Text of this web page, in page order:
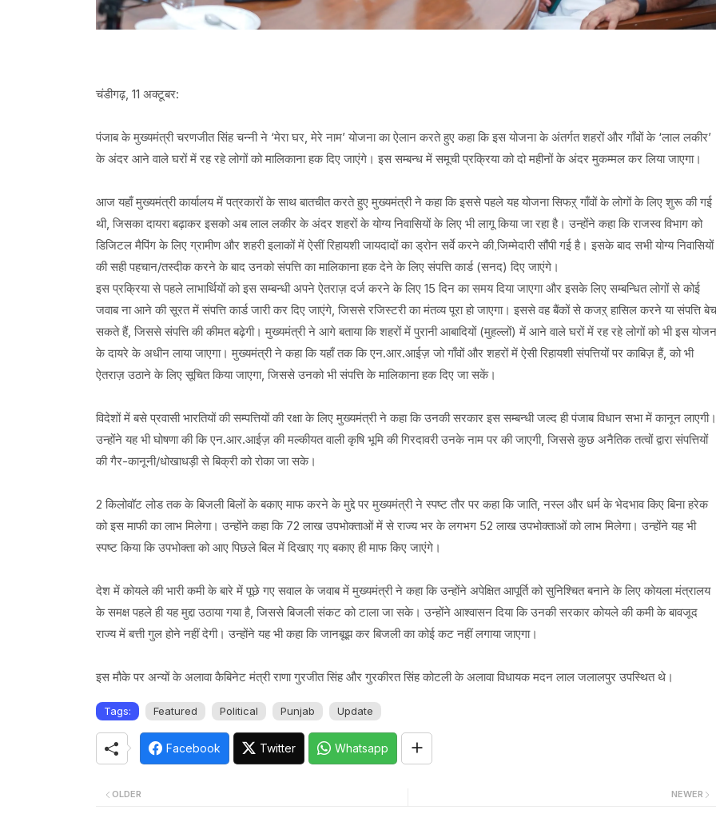
चंडीगढ़, 11 अक्टूबर:
पंजाब के मुख्यमंत्री चरणजीत सिंह चन्नी ने ‘मेरा घर, मेरे नाम’ योजना का ऐलान करते हुए कहा कि इस योजना के अंतर्गत शहरों और गाँवों के ‘लाल लकीर’
के अंदर आने वाले घरों में रह रहे लोगों को मालिकाना हक दिए जाएंगे। इस सम्बन्ध में समूची प्रक्रिया को दो महीनों के अंदर मुकम्मल कर लिया जाएगा।
आज यहाँ मुख्यमंत्री कार्यालय में पत्रकारों के साथ बातचीत करते हुए मुख्यमंत्री ने कहा कि इससे पहले यह योजना सिफऱ् गाँवों के लोगों के लिए शुरू की गई
थी, जिसका दायरा बढ़ाकर इसको अब लाल लकीर के अंदर शहरों के योग्य निवासियों के लिए भी लागू किया जा रहा है। उन्होंने कहा कि राजस्व विभाग को
डिजिटल मैपिंग के लिए ग्रामीण और शहरी इलाकों में ऐसीं रिहायशी जायदादों का ड्रोन सर्वे करने की जि़म्मेदारी सौंपी गई है। इसके बाद सभी योग्य निवासियों
की सही पहचान/तस्दीक करने के बाद उनको संपत्ति का मालिकाना हक देने के लिए संपत्ति कार्ड (सनद) दिए जाएंगे।
इस प्रक्रिया से पहले लाभार्थियों को इस सम्बन्धी अपने ऐतराज़ दर्ज करने के लिए 15 दिन का समय दिया जाएगा और इसके लिए सम्बन्धित लोगों से कोई
जवाब ना आने की सूरत में संपत्ति कार्ड जारी कर दिए जाएंगे, जिससे रजिस्टरी का मंतव्य पूरा हो जाएगा। इससे वह बैंकों से कजऱ् हासिल करने या संपत्ति बेच
सकते हैं, जिससे संपत्ति की कीमत बढ़ेगी। मुख्यमंत्री ने आगे बताया कि शहरों में पुरानी आबादियों (मुहल्लों) में आने वाले घरों में रह रहे लोगों को भी इस
के दायरे के अधीन लाया जाएगा। मुख्यमंत्री ने कहा कि यहाँ तक कि एन.आर.आईज़ जो गाँवों और शहरों में ऐसी रिहायशी संपत्तियों पर काबिज़ हैं, को भी
ऐतराज़ उठाने के लिए सूचित किया जाएगा, जिससे उनको भी संपत्ति के मालिकाना हक दिए जा सकें।
विदेशों में बसे प्रवासी भारतियों की सम्पत्तियों की रक्षा के लिए मुख्यमंत्री ने कहा कि उनकी सरकार इस सम्बन्धी जल्द ही पंजाब विधान सभा में कानून लाएगी।
उन्होंने यह भी घोषणा की कि एन.आर.आईज़ की मल्कीयत वाली कृषि भूमि की गिरदावरी उनके नाम पर की जाएगी, जिससे कुछ अनैतिक तत्वों द्वारा संपत्तियों
की गैर-कानूनी/धोखाधड़ी से बिक्री को रोका जा सके।
2 किलोवॉट लोड तक के बिजली बिलों के बकाए माफ करने के मुद्दे पर मुख्यमंत्री ने स्पष्ट तौर पर कहा कि जाति, नस्ल और धर्म के भेदभाव किए बिना हरेक
को इस माफी का लाभ मिलेगा। उन्होंने कहा कि 72 लाख उपभोक्ताओं में से राज्य भर के लगभग 52 लाख उपभोक्ताओं को लाभ मिलेगा। उन्होंने यह भी
स्पष्ट किया कि उपभोक्ता को आए पिछले बिल में दिखाए गए बकाए ही माफ किए जाएंगे।
देश में कोयले की भारी कमी के बारे में पूछे गए सवाल के जवाब में मुख्यमंत्री ने कहा कि उन्होंने अपेक्षित आपूर्ति को सुनिश्चित बनाने के लिए कोयला मंत्रालय
के समक्ष पहले ही यह मुद्दा उठाया गया है, जिससे बिजली संकट को टाला जा सके। उन्होंने आश्वासन दिया कि उनकी सरकार कोयले की कमी के बावजूद
राज्य में बत्ती गुल होने नहीं देगी। उन्होंने यह भी कहा कि जानबूझ कर बिजली का कोई कट नहीं लगाया जाएगा।
इस मौके पर अन्यों के अलावा कैबिनेट मंत्री राणा गुरजीत सिंह और गुरकीरत सिंह कोटली के अलावा विधायक मदन लाल जलालपुर उपस्थित थे।
Tags: Featured Political Punjab Update
Facebook Twitter Whatsapp
NEWER
OLDER